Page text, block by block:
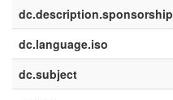
dc.description.sponsorship
dc.language.iso
dc.subject